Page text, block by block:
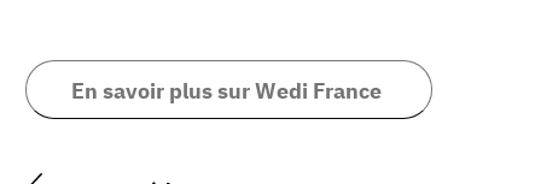
En savoir plus sur Wedi France